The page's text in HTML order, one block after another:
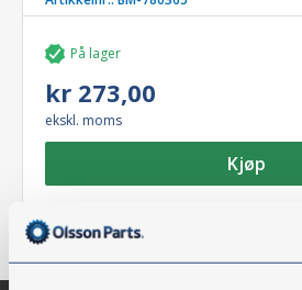
På lager
kr 273,00
ekskl. moms
Kjøp